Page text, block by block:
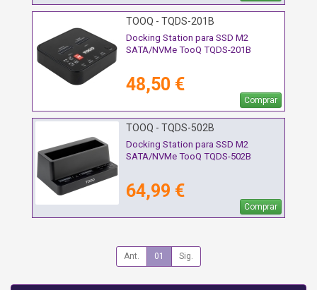
TOOQ - TQDS-201B
Docking Station para SSD M2
SATA/NVMe TooQ TQDS-201B
48,50 €
Comprar
TOOQ - TQDS-502B
Docking Station para SSD M2
SATA/NVMe TooQ TQDS-502B
64,99 €
Comprar
Ant. 01 Sig.